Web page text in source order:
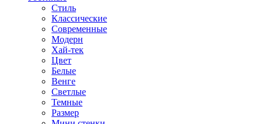
Стиль
Классические
Современные
Модерн
Хай-тек
Цвет
Белые
Венге
Светлые
Темные
Размер